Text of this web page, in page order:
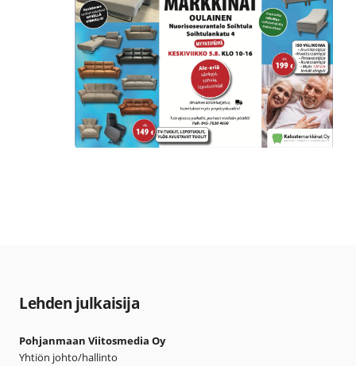
Lehden julkaisija
Pohjanmaan Viitosmedia Oy
Yhtiön johto/hallinto